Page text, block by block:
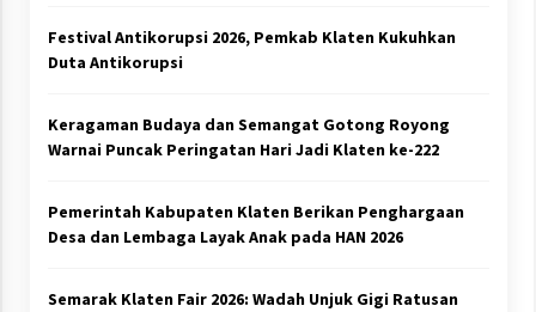
Festival Antikorupsi 2026, Pemkab Klaten Kukuhkan
Duta Antikorupsi
Keragaman Budaya dan Semangat Gotong Royong
Warnai Puncak Peringatan Hari Jadi Klaten ke-222
Pemerintah Kabupaten Klaten Berikan Penghargaan
Desa dan Lembaga Layak Anak pada HAN 2026
Semarak Klaten Fair 2026: Wadah Unjuk Gigi Ratusan